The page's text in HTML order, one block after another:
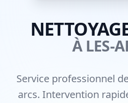
À LES-
Service professionnel
arcs. Intervention